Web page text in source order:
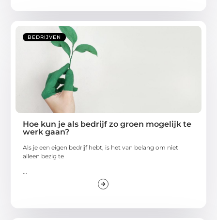
BEDRIJVEN
Hoe kun je als bedrijf zo groen mogelijk te
werk gaan?
Als je een eigen bedrijf hebt, is het van belang om niet
alleen bezig te
...